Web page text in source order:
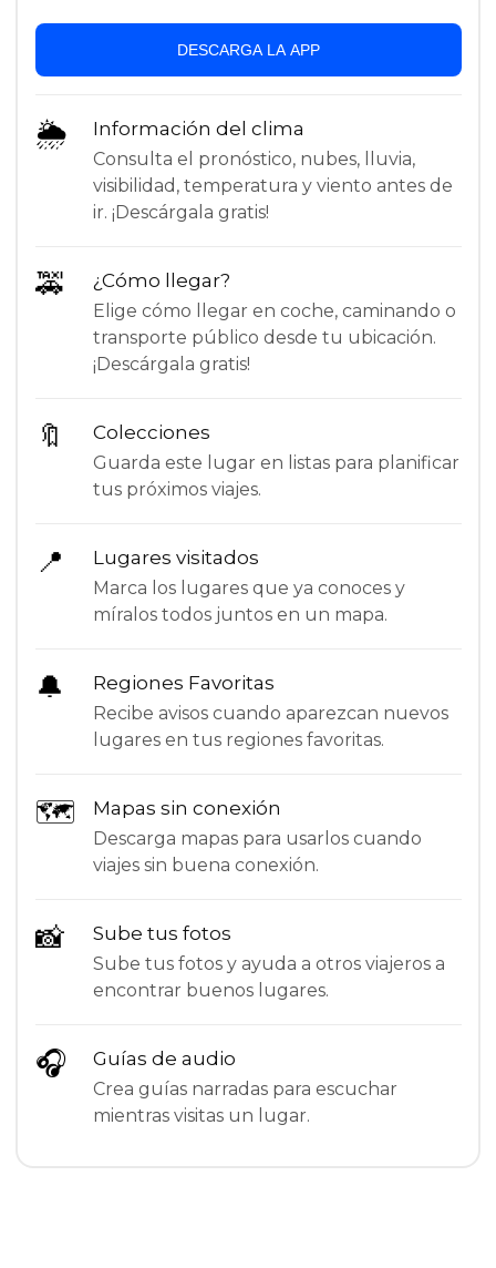
DESCARGA LA APP
🌦 Información del clima
Consulta el pronóstico, nubes, lluvia,
visibilidad, temperatura y viento antes de
ir. ¡Descárgala gratis!
🚕 ¿Cómo llegar?
Elige cómo llegar en coche, caminando o
transporte público desde tu ubicación.
¡Descárgala gratis!
🔖 Colecciones
Guarda este lugar en listas para planificar
tus próximos viajes.
📍 Lugares visitados
Marca los lugares que ya conoces y
míralos todos juntos en un mapa.
🔔 Regiones Favoritas
Recibe avisos cuando aparezcan nuevos
lugares en tus regiones favoritas.
🗺 Mapas sin conexión
Descarga mapas para usarlos cuando
viajes sin buena conexión.
📸 Sube tus fotos
Sube tus fotos y ayuda a otros viajeros a
encontrar buenos lugares.
🎧 Guías de audio
Crea guías narradas para escuchar
mientras visitas un lugar.